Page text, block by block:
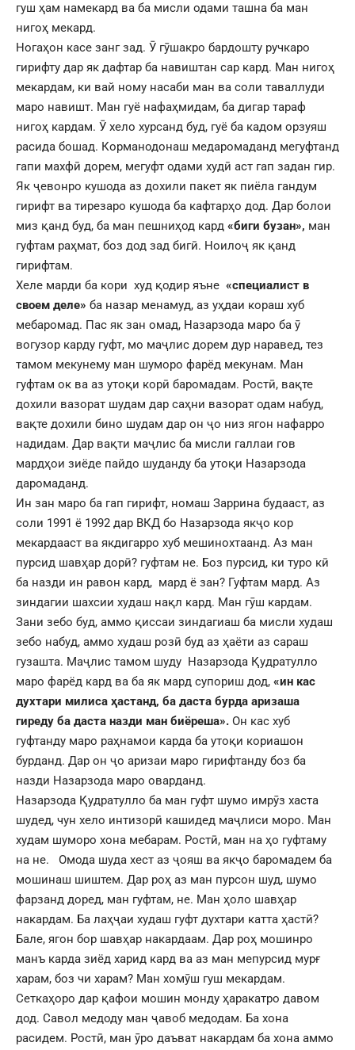
гуш ҳам намекард ва ба мисли одами ташна ба ман
нигоҳ мекард.
Ногаҳон касе занг зад. Ӯ гӯшакро бардошту ручкаро
гирифту дар як дафтар ба навиштан сар кард. Ман нигоҳ
мекардам, ки вай ному насаби ман ва соли таваллуди
маро навишт. Ман гуё нафаҳмидам, ба дигар тараф
нигоҳ кардам. Ӯ хело хурсанд буд, гуё ба кадом орзуяш
расида бошад. Корманодонаш медаромаданд мегуфтанд
гапи махфӣ дорем, мегуфт одами худӣ аст гап задан гир.
Як ҷевонро кушода аз дохили пакет як пиёла гандум
гирифт ва тирезаро кушода ба кафтарҳо дод. Дар болои
миз қанд буд, ба ман пешниҳод кард «биги бузан», ман
гуфтам раҳмат, боз дод зад бигӣ. Ноилоҷ як қанд
гирифтам.
Хеле марди ба кори худ қодир яъне «специалист в
своем деле» ба назар менамуд, аз уҳдаи кораш хуб
мебаромад. Пас як зан омад, Назарзода маро ба ӯ
вогузор карду гуфт, мо маҷлис дорем дур наравед, тез
тамом мекунему ман шуморо фарёд мекунам. Ман
гуфтам ок ва аз утоқи корӣ баромадам. Ростӣ, вақте
дохили вазорат шудам дар саҳни вазорат одам набуд,
вақте дохили бино шудам дар он ҷо низ ягон нафарро
надидам. Дар вақти маҷлис ба мисли галлаи гов
мардҳои зиёде пайдо шуданду ба утоқи Назарзода
даромаданд.
Ин зан маро ба гап гирифт, номаш Заррина будааст, аз
соли 1991 ё 1992 дар ВКД бо Назарзода якҷо кор
мекардааст ва якдигарро хуб мешинохтаанд. Аз ман
пурсид шавҳар дорӣ? гуфтам не. Боз пурсид, ки туро кӣ
ба назди ин равон кард, мард ё зан? Гуфтам мард. Аз
зиндагии шахсии худаш нақл кард. Ман гӯш кардам.
Зани зебо буд, аммо қиссаи зиндагиаш ба мисли худаш
зебо набуд, аммо худаш розӣ буд аз ҳаёти аз сараш
гузашта. Маҷлис тамом шуду Назарзода Қудратулло
маро фарёд кард ва ба як мард супориш дод, «ин кас
духтари милиса ҳастанд, ба даста бурда аризаша
гиреду ба даста назди ман биёреша». Он кас хуб
гуфтанду маро раҳнамои карда ба утоқи кориашон
бурданд. Дар он ҷо аризаи маро гирифтанду боз ба
назди Назарзода маро оварданд.
Назарзода Қудратулло ба ман гуфт шумо имрӯз хаста
шудед, чун хело интизорӣ кашидед маҷлиси моро. Ман
худам шуморо хона мебарам. Ростӣ, ман на ҳо гуфтаму
на не. Омода шуда хест аз ҷояш ва якҷо баромадем ба
мошинаш шиштем. Дар роҳ аз ман пурсон шуд, шумо
фарзанд доред, ман гуфтам, не. Ман ҳоло шавҳар
накардам. Ба лаҳҷаи худаш гуфт духтари катта ҳастӣ?
Бале, ягон бор шавҳар накардаам. Дар роҳ мошинро
манъ карда зиёд харид кард ва аз ман мепурсид мурғ
харам, боз чи харам? Ман хомӯш гуш мекардам.
Сеткаҳоро дар қафои мошин монду ҳаракатро давом
дод. Савол медоду ман ҷавоб медодам. Ба хона
расидем. Ростӣ, ман ӯро даъват накардам ба хона аммо